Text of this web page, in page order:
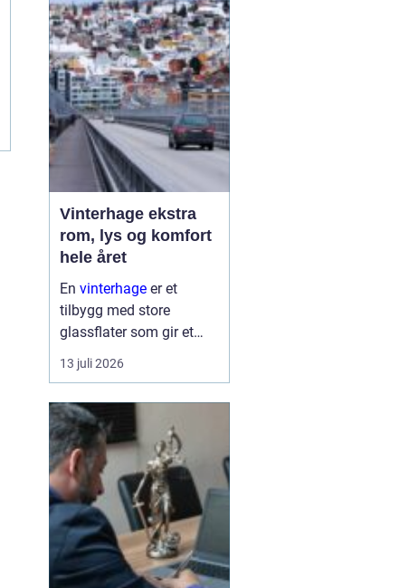
land. Samtidig begynner
flere båteiere ...
Vinterhage ekstra
rom, lys og komfort
hele året
En vinterhage er et
tilbygg med store
glassflater som gir et
lyst og lunt oppholdsrom
nær hagen, også når
fungere som en ekstra
stue, spiseplass eller
stille son...
13 juli 2026